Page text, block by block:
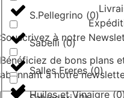
Huiles et Vinaigre(0
S.Pellegrino (0)
Sabelli(0)
Salles Freres(0)
Souscrivez à notre
Bénéficiez de bons plans
abonnant à notre